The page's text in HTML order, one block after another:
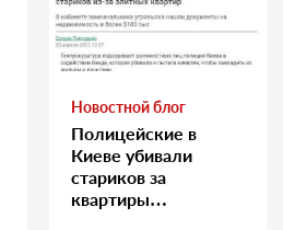
Новостной блог
Полицейские в
Киеве убивали
стариков за
квартиры…